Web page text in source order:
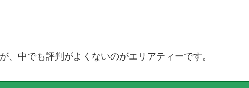
、中でも評判がよくないのがエリアティーです。